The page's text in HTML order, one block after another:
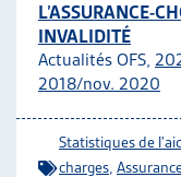
L’ASSURANCE-
INVALIDITÉ
Actualités OFS,
2018/nov. 2020
Statistiques de
charges